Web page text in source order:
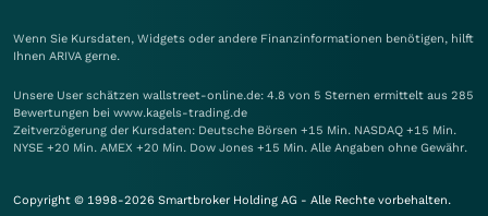
Wenn Sie Kursdaten, Widgets oder andere Finanzinformationen benötigen, hilft
Ihnen ARIVA gerne.
Unsere User schätzen wallstreet-online.de: 4.8 von 5 Sternen ermittelt aus 285
Bewertungen bei www.kagels-trading.de
Zeitverzögerung der Kursdaten: Deutsche Börsen +15 Min. NASDAQ +15 Min.
NYSE +20 Min. AMEX +20 Min. Dow Jones +15 Min. Alle Angaben ohne Gewähr.
Copyright © 1998-2026 Smartbroker Holding AG - Alle Rechte vorbehalten.